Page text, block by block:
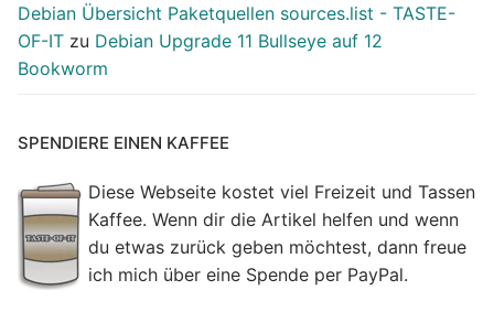
Debian Übersicht Paketquellen sources.list - TASTE-
OF-IT zu Debian Upgrade 11 Bullseye auf 12
Bookworm
SPENDIERE EINEN KAFFEE
Diese Webseite kostet viel Freizeit und Tassen
Kaffee. Wenn dir die Artikel helfen und wenn
du etwas zurück geben möchtest, dann freue
ich mich über eine Spende per PayPal.